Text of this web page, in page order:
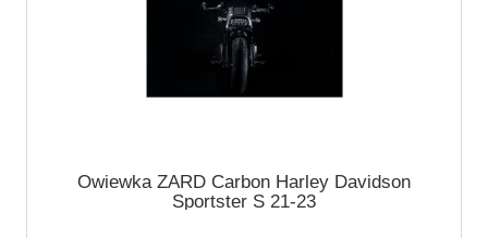
Owiewka ZARD Carbon Harley Davidson
Sportster S 21-23